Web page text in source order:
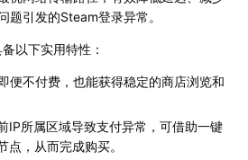
题引发的Steam登录异常。
以下实用特性：
便不付费，也能获得稳定的商店浏览和
IP所属区域导致支付异常，可借助一键
，从而完成购买。